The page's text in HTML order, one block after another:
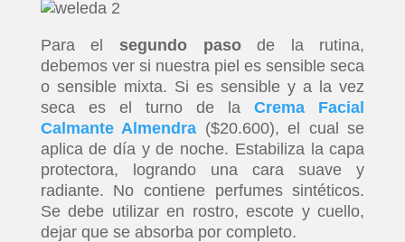
Para el segundo pasode la rutina,
debemos ver si nuestra piel es sensible seca
o sensible mixta. Si es sensible y a la vez
seca es el turno de laCrema Facial
Calmante Almendra ($20.600), el cual se
aplica de día y de noche. Estabiliza la capa
protectora, logrando una cara suave y
radiante. No contiene perfumes sintéticos.
Se debe utilizar en rostro, escote y cuello,
dejar que se absorba por completo.